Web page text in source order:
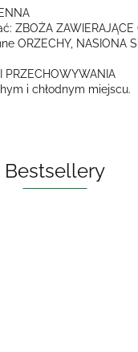
ZBOŻA ZAWIERAJĄCE
ORZECHY, NASIONA
PRZECHOWYWANIA
i chłodnym miejscu.
Bestsellery